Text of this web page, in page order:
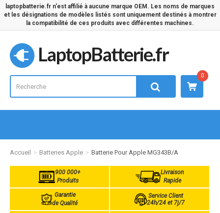
laptopbatterie.fr n'est affilié à aucune marque OEM. Les noms de marques
et les désignations de modèles listés sont uniquement destinés à montrer
la compatibilité de ces produits avec différentes machines.
LaptopBatterie.fr
0
Accueil Batteries Apple Batterie Pour Apple MG343B/A
900 000+
Produits
Livraison
Rapide
Garantie
de Qualité
Service Client
24h/24 et 7j/7